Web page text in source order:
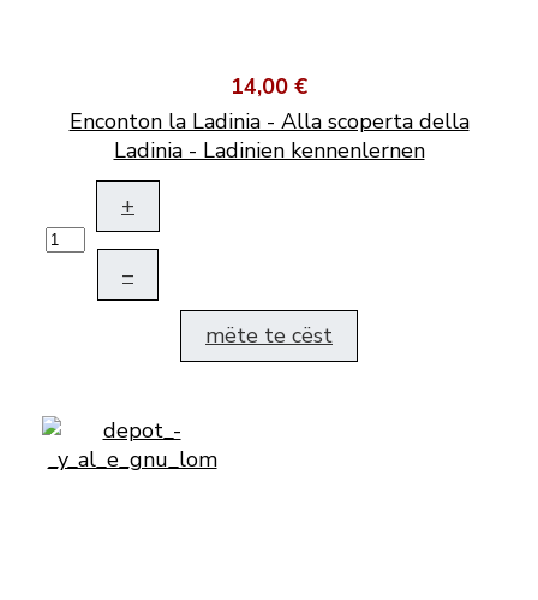
14,00 €
Enconton la Ladinia - Alla scoperta della
Ladinia - Ladinien kennenlernen
+
–
mëte te cëst